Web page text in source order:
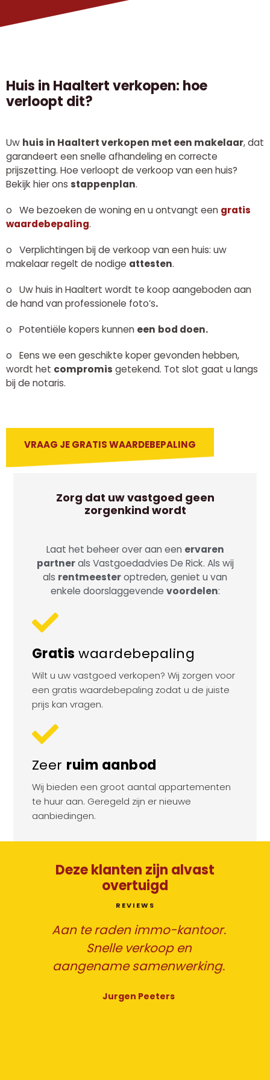
Huis in Haaltert verkopen: hoe
verloopt dit?
Uw huis in Haaltert verkopen met een makelaar, dat
garandeert een snelle afhandeling en correcte
prijszetting. Hoe verloopt de verkoop van een huis?
Bekijk hier ons stappenplan.
o We bezoeken de woning en u ontvangt een gratis
waardebepaling.
o
Verplichtingen bij de verkoop van een huis: uw
makelaar regelt de nodige attesten.
o
Uw huis in Haaltert wordt te koop aangeboden aan
de hand vanprofessionele foto’s.
o Potentiële kopers kunnen een bod doen.
o
Eens we een geschikte koper gevonden hebben,
wordt het compromis getekend. Tot slot gaat u langs
bij de notaris.
VRAAG JE GRATIS WAARDEBEPALING
Zorg dat uw vastgoed geen
zorgenkind wordt
Laat het beheer over aan een ervaren
partnerals Vastgoedadvies De Rick. Als wij
als rentmeesteroptreden, geniet u van
enkele doorslaggevende voordelen:
Gratiswaardebepaling
Wilt u uw vastgoed verkopen? Wij zorgen voor
een gratis waardebepaling zodat u de juiste
prijs kan vragen.
Zeer ruim aanbod
Wij bieden een groot aantal appartementen
te huur aan. Geregeld zijn er nieuwe
aanbiedingen.
Deze klanten zijn alvast
overtuigd
REVIEWS
Aan te raden immo-kantoor.
Snelle verkoop en
aangename samenwerking.
Jurgen Peeters